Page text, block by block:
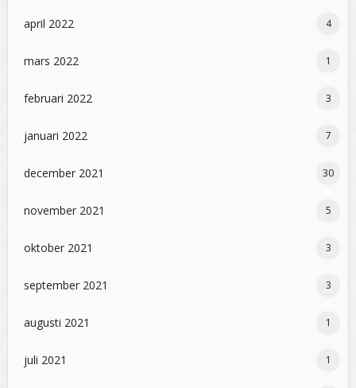
april 2022 4
mars 2022 1
februari 2022 3
januari 2022 7
december 2021 30
november 2021 5
oktober 2021 3
september 2021 3
augusti 2021 1
juli 2021 1